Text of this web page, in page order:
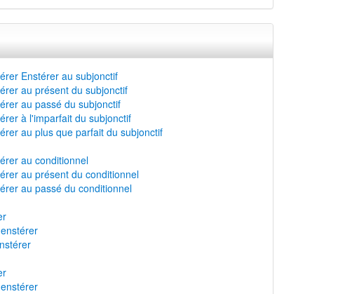
Enstérer au subjonctif
au présent du subjonctif
au passé du subjonctif
à l'imparfait du subjonctif
au plus que parfait du subjonctif
au conditionnel
au présent du conditionnel
au passé du conditionnel